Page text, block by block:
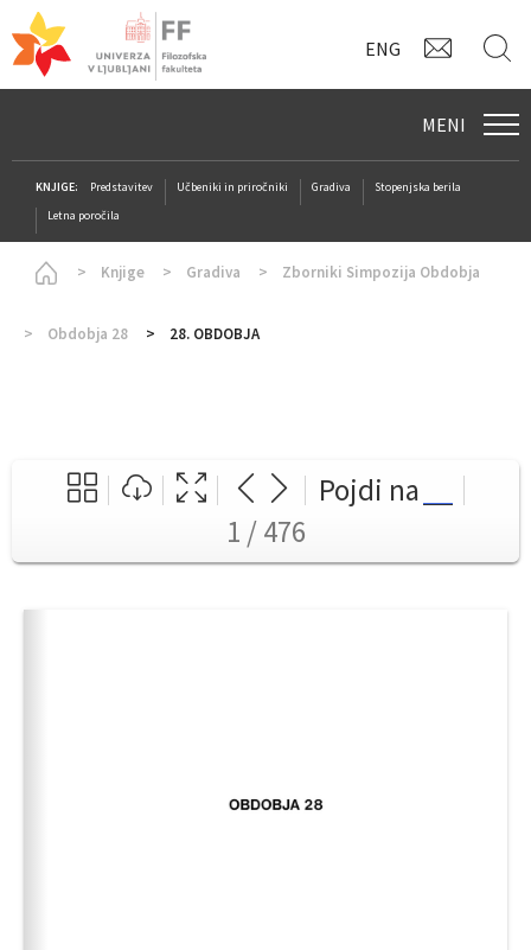
ENG
MENI
KNJIGE: Predstavitev Učbeniki in priročniki Gradiva
Stopenjska berila
Letna poročila
Homepage
Knjige Gradiva Zborniki Simpozija Obdobja
Obdobja 28 28. OBDOBJA
Pojdi na
1 / 476